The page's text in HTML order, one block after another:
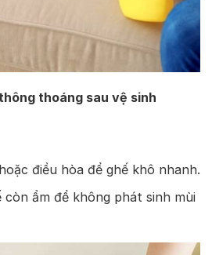
thoáng sau vệ sinh
điều hòa để ghế khô nhanh.
còn ẩm để không phát sinh mùi